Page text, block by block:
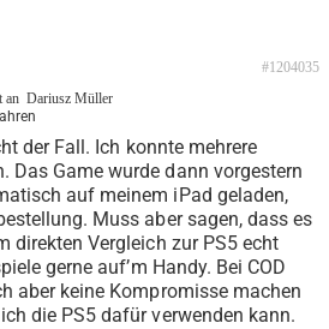
an Dariusz Müller
#1204035
der Fall. Ich konnte mehrere
Das Game wurde dann vorgestern
auf meinem iPad geladen,
Muss aber sagen, dass es
direkten Vergleich zur PS5 echt
gerne auf’m Handy. Bei COD
aber keine Kompromisse machen
die PS5 dafür verwenden kann.